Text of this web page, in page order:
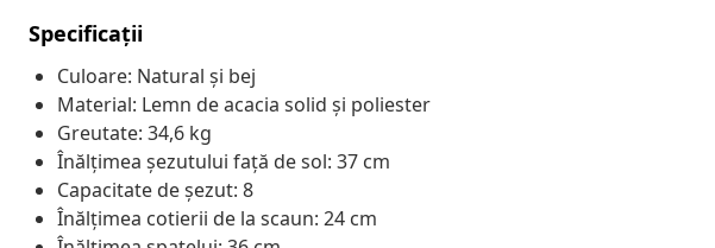
Specificații
Culoare: Natural și bej
Material: Lemn de acacia solid și poliester
Greutate: 34,6 kg
Înălțimea șezutului față de sol: 37 cm
Capacitate de șezut: 8
Înălțimea cotierii de la scaun: 24 cm